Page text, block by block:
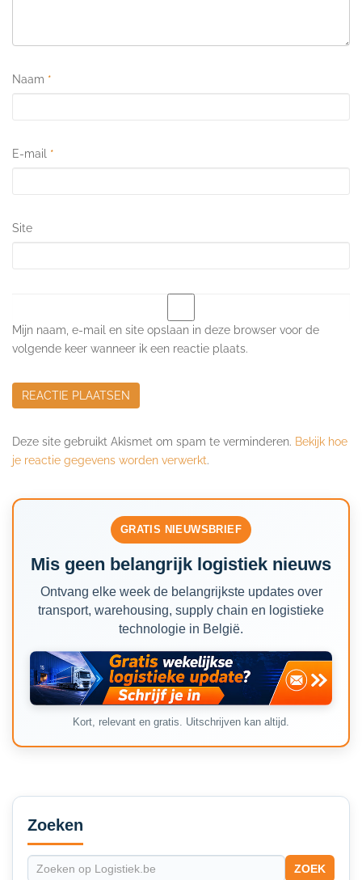
Naam *
E-mail *
Site
Mijn naam, e-mail en site opslaan in deze browser voor de
volgende keer wanneer ik een reactie plaats.
Deze site gebruikt Akismet om spam te verminderen. Bekijk hoe
je reactie gegevens worden verwerkt.
GRATIS NIEUWSBRIEF
Mis geen belangrijk logistiek nieuws
Ontvang elke week de belangrijkste updates over
transport, warehousing, supply chain en logistieke
technologie in België.
Kort, relevant en gratis. Uitschrijven kan altijd.
Secondary
Sidebar
Zoeken
ZOEK